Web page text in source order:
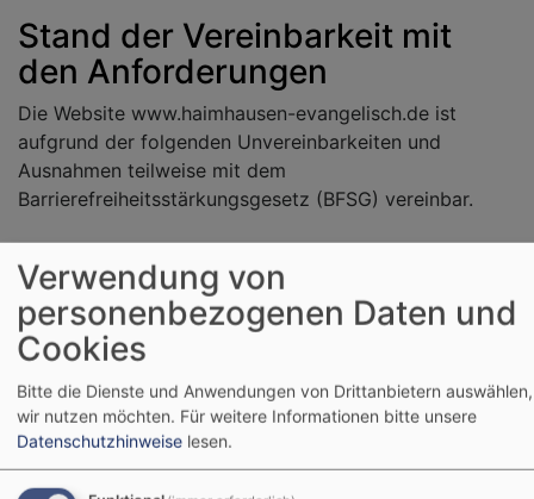
Stand der Vereinbarkeit mit
den Anforderungen
Die Website www.haimhausen-evangelisch.de ist
aufgrund der folgenden Unvereinbarkeiten und
Ausnahmen teilweise mit dem
Barrierefreiheitsstärkungsgesetz (BFSG) vereinbar.
Einschränkungen in der
Barrierefreiheit beim ThemeVK
Philippus next
Hier den Text für vk_blockly einfügen.
Nicht barrierefreie Inhalte
Verwendung von
personenbezogenen Daten und
Cookies
Bitte die Dienste und Anwendungen von Drittanbietern
wir nutzen möchten. Für weitere Informationen bitte unsere
Datenschutzhinweise lesen.